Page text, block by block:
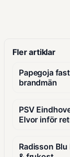
Fler artiklar
Papegoja
brandmän
PSV
Elvor inför
Radisson